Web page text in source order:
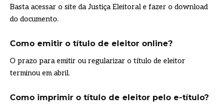
Basta acessar o site da Justiça Eleitoral e fazer o download
do documento.
Como emitir o título de eleitor online?
O prazo para emitir ou regularizar o título de eleitor
terminou em abril.
Como imprimir o título de eleitor pelo e-título?